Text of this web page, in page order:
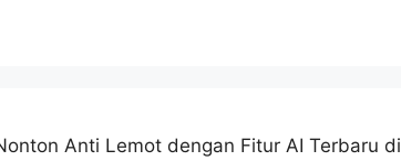
Anti Lemot dengan Fitur AI Terbaru di